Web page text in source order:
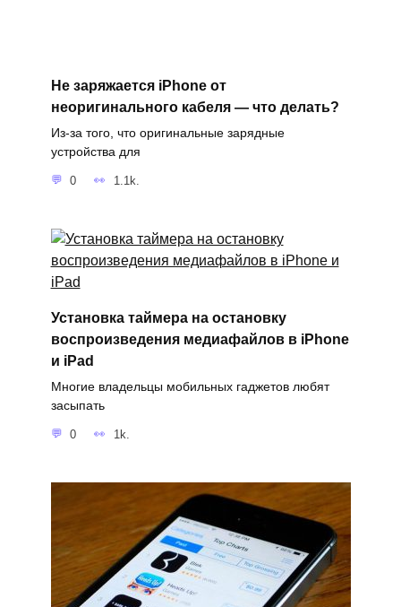
Не заряжается iPhone от
неоригинального кабеля — что делать?
Из-за того, что оригинальные зарядные
устройства для
0 1.1k.
Установка таймера на остановку
воспроизведения медиафайлов в iPhone
и iPad
Многие владельцы мобильных гаджетов любят
засыпать
0 1k.